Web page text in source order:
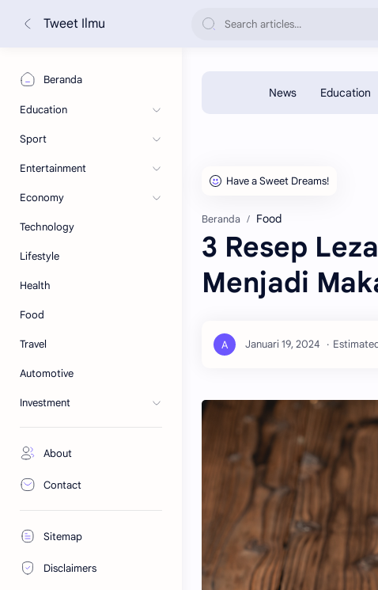
Tweet Ilmu
Beranda
Education
Sport
Entertainment
Economy
Technology
Lifestyle
Health
Food
Travel
Automotive
Investment
About
Contact
Sitemap
Disclaimers
Beranda Food
3 Resep
Menjadi